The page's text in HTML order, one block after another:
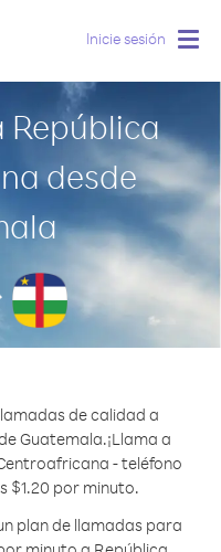
Inicie sesión
República
desde
de calidad a
Guatemala.¡Llama a
- teléfono
$1.20 por minuto.
plan de llamadas para